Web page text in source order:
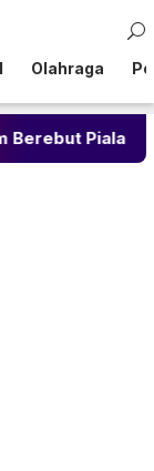
Olahraga
Pangdam XXIII/